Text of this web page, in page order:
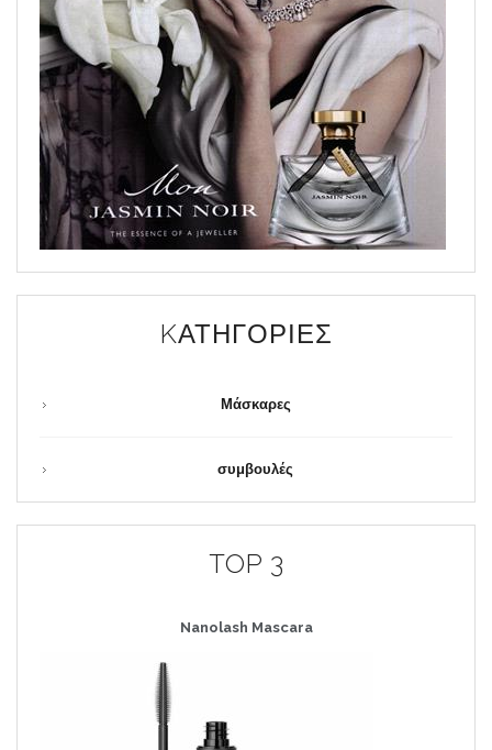
KΑΤΗΓΟΡΊΕΣ
Μάσκαρες
συμβουλές
TOP 3
Nanolash Mascara